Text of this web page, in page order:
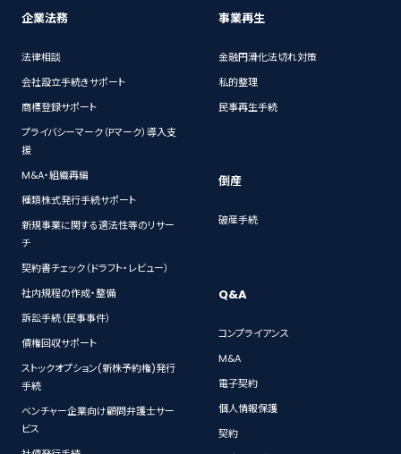
企業法務
法律相談
会社設立手続きサポート
商標登録サポート
プライバシーマーク（Pマーク）導入支
援
M&A・組織再編
種類株式発行手続サポート
新規事業に関する適法性等のリサー
チ
契約書チェック（ドラフト・レビュー）
社内規程の作成・整備
訴訟手続（民事事件）
債権回収サポート
ストックオプション(新株予約権)発行
手続
ベンチャー企業向け顧問弁護士サー
ビス
事業再生
金融円滑化法切れ対策
私的整理
民事再生手続
倒産
破産手続
Q&A
コンプライアンス
M&A
電子契約
個人情報保護
契約